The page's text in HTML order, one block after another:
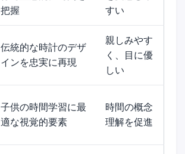
把握
すい
伝統的な時計のデザ
インを忠実に再現
親しみやす
く、目に優
しい
子供の時間学習に最
適な視覚的要素
時間の概念
理解を促進